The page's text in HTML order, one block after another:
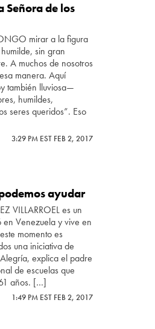
Señora de los
mirar a la figura
sin gran
A muchos de nosotros
manera. Aquí
también lluviosa—
humildes,
seres queridos”. Eso
3:29 PM EST FEB 2, 2017
ayudar
VILLARROEL es un
en Venezuela y vive en
momento es
una iniciativa de
explica el padre
de escuelas que
años. […]
1:49 PM EST FEB 2, 2017